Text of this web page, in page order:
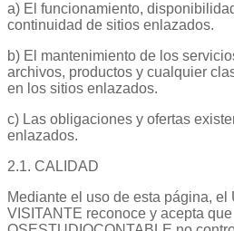
a) El funcionamiento,
continuidad de sitios enlazados.
b) El mantenimiento de los
archivos, productos y cualquier
en los sitios enlazados.
c) Las obligaciones y ofertas
enlazados.
2.1. CALIDAD
Mediante el uso de esta página, el
VISITANTE reconoce y acepta que